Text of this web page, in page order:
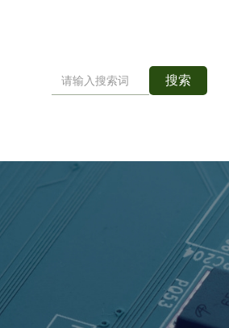
搜索